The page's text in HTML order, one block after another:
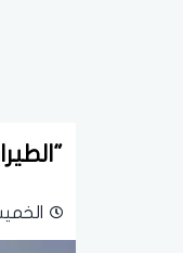
الخميس 31 يوليو 2025